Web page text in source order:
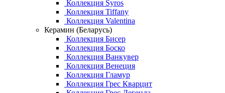
Коллекция Syros
Коллекция Tiffany
Коллекция Valentina
Керамин (Беларусь)
Коллекция Бисер
Коллекция Боско
Коллекция Ванкувер
Коллекция Венеция
Коллекция Гламур
Коллекция Грес Кварцит